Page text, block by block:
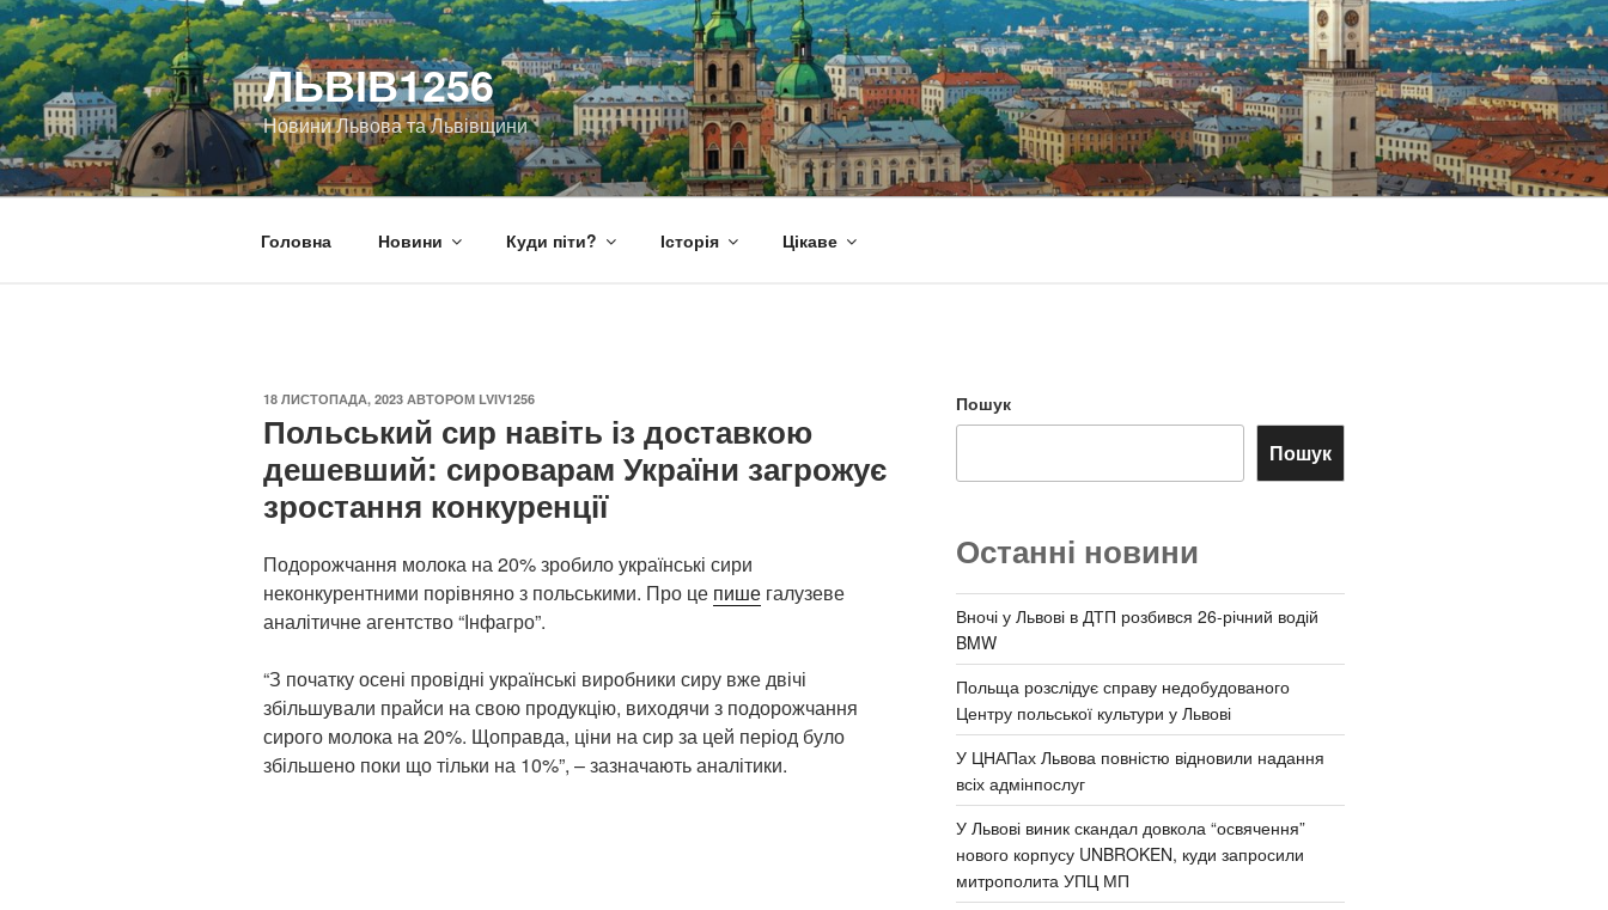
Перейти
до
вмісту
ЛЬВІВ1256
Новини Львова та Львівщини
Головна Новини Куди піти? Історія Цікаве
ОПУБЛІКОВАНО
18 ЛИСТОПАДА, 2023 АВТОРОМ LVIV1256
Польський сир навіть із доставкою
дешевший: сироварам України загрожує
зростання конкуренції
Подорожчання молока на 20% зробило українські сири
неконкурентними порівняно з польськими. Про це пише галузеве
аналітичне агентство “Інфагро”.
“З початку осені провідні українські виробники сиру вже двічі
збільшували прайси на свою продукцію, виходячи з подорожчання
сирого молока на 20%. Щоправда, ціни на сир за цей період було
збільшено поки що тільки на 10%”, – зазначають аналітики.
Пошук
Пошук
Останні новини
Вночі у Львові в ДТП розбився 26-річний водій
BMW
Польща розслідує справу недобудованого
Центру польської культури у Львові
У ЦНАПах Львова повністю відновили надання
всіх адмінпослуг
У Львові виник скандал довкола “освячення”
нового корпусу UNBROKEN, куди запросили
митрополита УПЦ МП